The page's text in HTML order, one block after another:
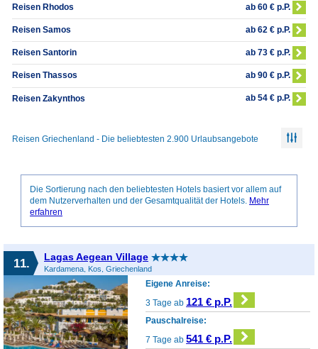
Reisen Rhodos ab 60 € p.P.
Reisen Samos ab 62 € p.P.
Reisen Santorin ab 73 € p.P.
Reisen Thassos ab 90 € p.P.
Reisen Zakynthos ab 54 € p.P.
Reisen Griechenland - Die beliebtesten 2.900 Urlaubsangebote
Die Sortierung nach den beliebtesten Hotels basiert vor allem auf
dem Nutzerverhalten und der Gesamtqualität der Hotels. Mehr
erfahren
11. Lagas Aegean Village
Kardamena, Kos, Griechenland
Eigene Anreise:
3 Tage ab 121 € p.P.
Pauschalreise:
7 Tage ab541 € p.P.